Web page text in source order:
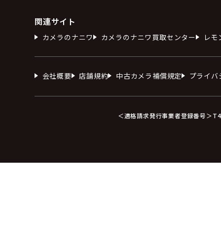
関連サイト
カメラのナニワ カメラのナニワ買取センター レモ
会社概要 店舗規約 中古カメラ補償規定 プライ
＜適格請求発行事業者登録番号＞